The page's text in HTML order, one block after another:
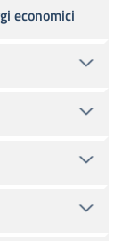
economici